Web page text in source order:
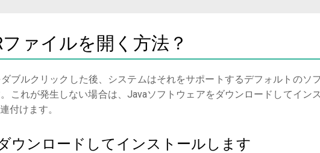
ファイルを開く方法？
ブルクリックした後、システムはそれをサポートするデフォルトのソ
これが発生しない場合は、Javaソフトウェアをダウンロードしてイン
付けます。
ウンロードしてインストールします